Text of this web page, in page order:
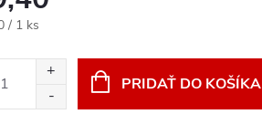
/ 1 ks
PRIDAŤ DO KOŠÍKA